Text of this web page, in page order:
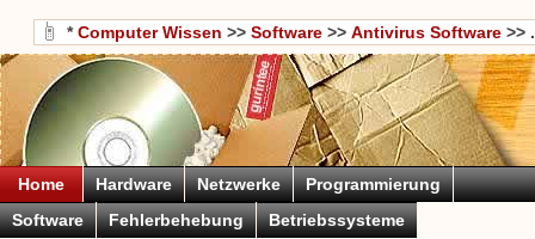
*Computer Wissen >> Software >> Antivirus Software >> .
Home Hardware Netzwerke
Programmierung
Software
Fehlerbehebung Betriebssysteme